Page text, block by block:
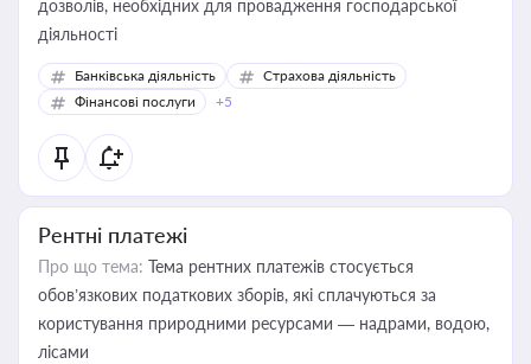
дозволів, необхідних для провадження господарської
діяльності
Банківська діяльність
Страхова діяльність
Фінансові послуги
+5
Рентні платежі
Про що тема: Тема рентних платежів стосується
обов’язкових податкових зборів, які сплачуються за
користування природними ресурсами — надрами, водою,
лісами